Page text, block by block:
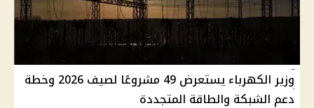
وزير الكهرباء يستعرض 49 مشروعًا لصيف 2026 وخطة
دعم الشبكة والطاقة المتجددة